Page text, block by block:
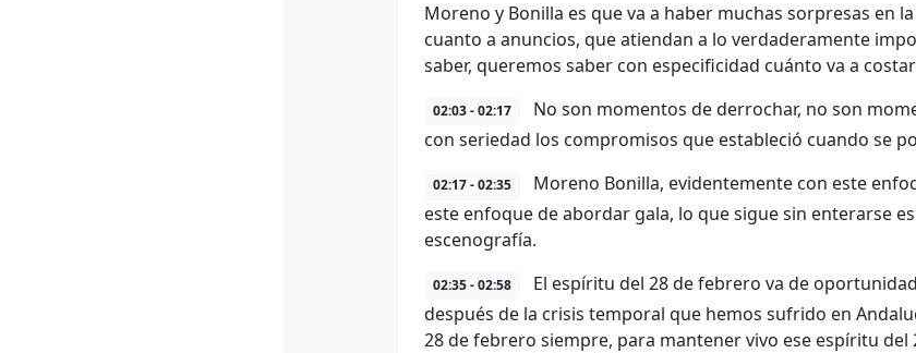
Moreno y Bonilla es que va a haber muchas sorpresas en
cuanto a anuncios, que atiendan a lo verdaderamente
saber, queremos saber con especificidad cuánto va a
02:03 - 02:17
No son momentos de derrochar, no son
con seriedad los compromisos que estableció cuando se
02:17 - 02:35
Moreno Bonilla, evidentemente con este
este enfoque de abordar gala, lo que sigue sin enterarse
escenografía.
02:35 - 02:58
El espíritu del 28 de febrero va de
después de la crisis temporal que hemos sufrido en
28 de febrero siempre, para mantener vivo ese espíritu